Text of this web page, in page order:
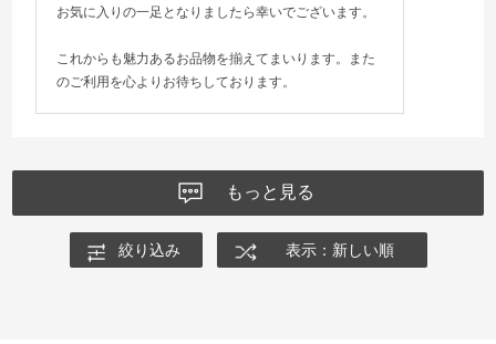
お気に入りの一足となりましたら幸いでございます。
これからも魅力あるお品物を揃えてまいります。また
のご利用を心よりお待ちしております。
もっと見る
絞り込み 表示：新しい順